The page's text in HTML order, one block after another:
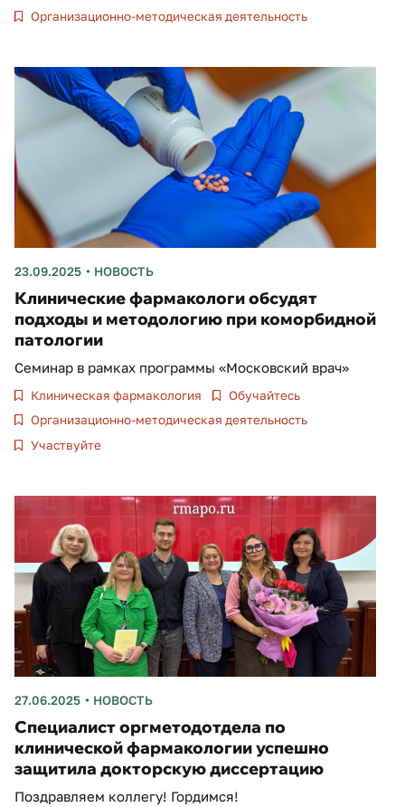
Организационно-методическая деятельность
23.09.2025 НОВОСТЬ
Клинические фармакологи обсудят
подходы и методологию при коморбидной
патологии
Семинар в рамках программы «Московский врач»
Клиническая фармакология
Обучайтесь
Организационно-методическая деятельность
Участвуйте
27.06.2025 НОВОСТЬ
Специалист оргметодотдела по
клинической фармакологии успешно
защитила докторскую диссертацию
Поздравляем коллегу! Гордимся!